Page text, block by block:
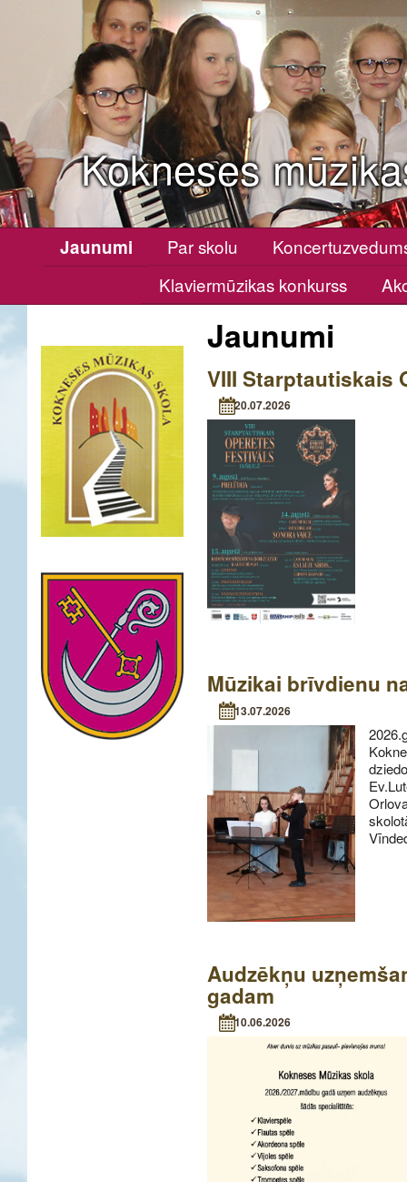
Kokneses
Jaunumi Par skolu
Klaviermūzikas konkurss
Jaunumi
VIII Starptautiskais
20.07.2026
Mūzikai brīvdienu
13.07.2026
Audzēkņu
gadam
10.06.2026